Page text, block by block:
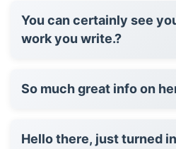
You can certainly see
work you write.?
So much
Hello there, just turned